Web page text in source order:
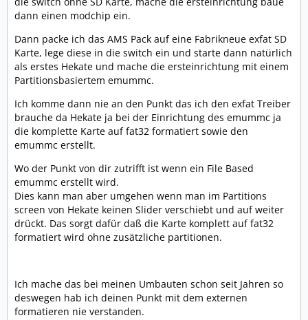
dann einen modchip ein.
Dann packe ich das AMS Pack auf eine Fabrikneue exfat SD
Karte, lege diese in die switch ein und starte dann natürlich
als erstes Hekate und mache die ersteinrichtung mit einem
Partitionsbasiertem emummc.
Ich komme dann nie an den Punkt das ich den exfat Treiber
brauche da Hekate ja bei der Einrichtung des emummc ja
die komplette Karte auf fat32 formatiert sowie den
emummc erstellt.
Wo der Punkt von dir zutrifft ist wenn ein File Based
emummc erstellt wird.
Dies kann man aber umgehen wenn man im Partitions
screen von Hekate keinen Slider verschiebt und auf weiter
drückt. Das sorgt dafür daß die Karte komplett auf fat32
formatiert wird ohne zusätzliche partitionen.
Ich mache das bei meinen Umbauten schon seit Jahren so
deswegen hab ich deinen Punkt mit dem externen
formatieren nie verstanden.